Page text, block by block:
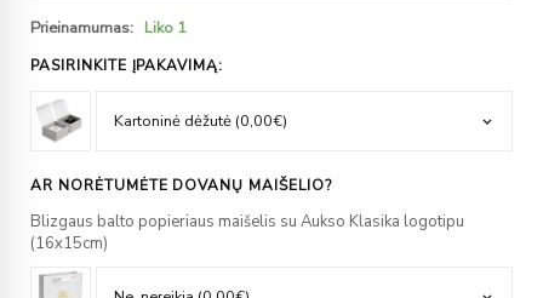
Prieinamumas: Liko 1
PASIRINKITE ĮPAKAVIMĄ:
AR NORĖTUMĖTE DOVANŲ MAIŠELIO?
Blizgaus balto popieriaus maišelis su Aukso Klasika logotipu
(16x15cm)